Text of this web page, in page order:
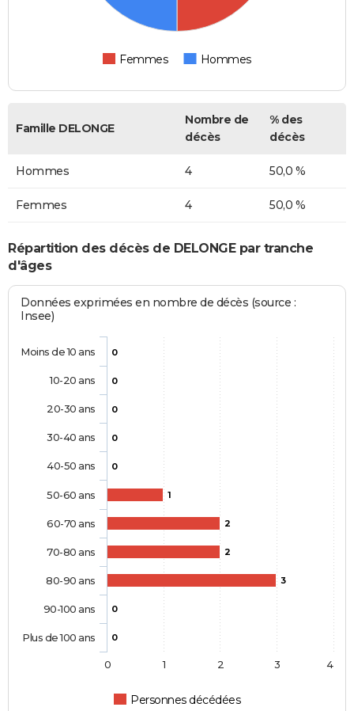
Femmes Hommes
Famille DELONGE
Nombre de
décès
% des
décès
Hommes 4 50,0 %
Femmes 4 50,0 %
Répartition des décès de DELONGE par tranche
d'âges
Données exprimées en nombre de décès (source :
Insee)
0
0
0
0
0
1
2
2
3
0
0
Personnes décédées
Moins de 10 ans
10-20 ans
20-30 ans
30-40 ans
40-50 ans
50-60 ans
60-70 ans
70-80 ans
80-90 ans
90-100 ans
Plus de 100 ans
0 1 2 3 4